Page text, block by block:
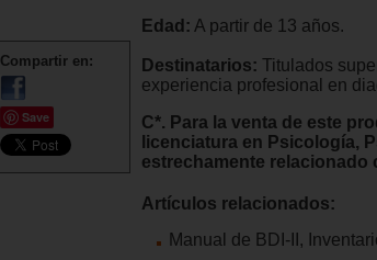
Compartir en:
Save
Edad: A partir de 13 años.
Destinatarios: Titulados
experiencia profesional en
C*. Para la venta de este
licenciatura en Psicología,
estrechamente relacionado
Artículos relacionados:
Manual de BDI-II,